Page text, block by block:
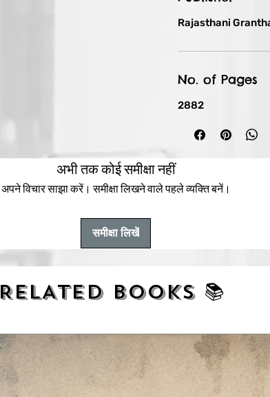
Rajasthani
No. of Pages
2882
अभी तक कोई समीक्षा नहीं
अपने विचार साझा करें। समीक्षा लिखने वाले पहले व्यक्ति बनें।
समीक्षा लिखें
RELATED BOOKS 📚